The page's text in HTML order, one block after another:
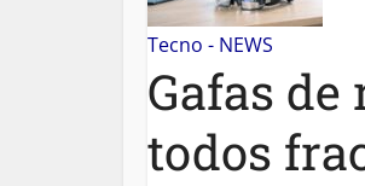
Tecno - NEWS
Gafas
todos